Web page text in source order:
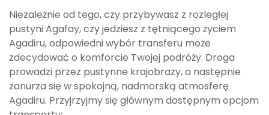
Niezależnie od tego, czy przybywasz z rozległej
pustyni Agafay, czy jedziesz z tętniącego życiem
Agadiru, odpowiedni wybór transferu może
zdecydować o komforcie Twojej podróży. Droga
prowadzi przez pustynne krajobrazy, a następnie
zanurza się w spokojną, nadmorską atmosferę
Agadiru. Przyjrzyjmy się głównym dostępnym opcjom